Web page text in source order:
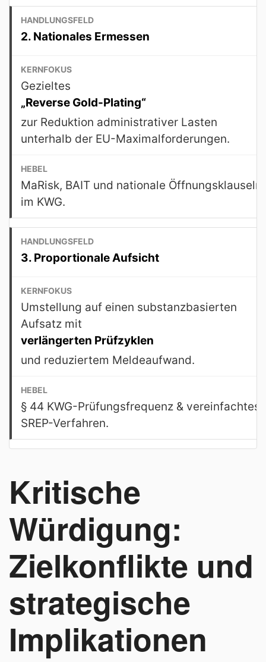
2. Nationales Ermessen
Gezieltes
„Reverse Gold-Plating“
zur Reduktion administrativer Lasten
unterhalb der EU-Maximalforderungen.
MaRisk, BAIT und nationale Öffnungsklauseln
im KWG.
3. Proportionale Aufsicht
Umstellung auf einen substanzbasierten
Aufsatz mit
verlängerten Prüfzyklen
und reduziertem Meldeaufwand.
§ 44 KWG-Prüfungsfrequenz & vereinfachtes
SREP-Verfahren.
Kritische
Würdigung:
Zielkonflikte und
strategische
Implikationen